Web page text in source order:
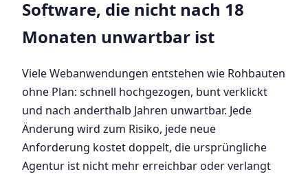
Software, die nicht nach 18
Monaten unwartbar ist
Viele Webanwendungen entstehen wie Rohbauten
ohne Plan: schnell hochgezogen, bunt verklickt
und nach anderthalb Jahren unwartbar. Jede
Änderung wird zum Risiko, jede neue
Anforderung kostet doppelt, die ursprüngliche
Agentur ist nicht mehr erreichbar oder verlangt